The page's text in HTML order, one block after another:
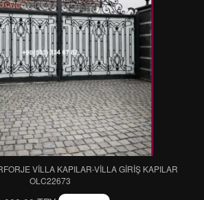
VİLLA KAPILAR-VİLLA GİRİŞ KAPILAR
OLC22673